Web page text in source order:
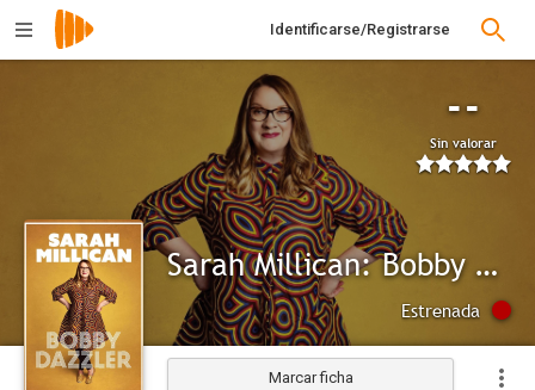
Identificarse/Registrarse
--
Sin valorar
Sarah Millican: Bobby Dazzler
Estrenada
Marcar ficha